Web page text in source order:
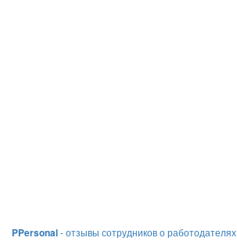
PPersonal- отзывы сотрудников о работодателях